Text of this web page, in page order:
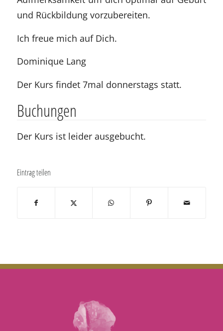
und Rückbildung vorzubereiten.
Ich freue mich auf Dich.
Dominique Lang
Der Kurs findet 7mal donnerstags statt.
Buchungen
Der Kurs ist leider ausgebucht.
Eintrag teilen